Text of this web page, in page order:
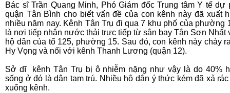
Bác sĩ Trần Quang Minh, Phó Giám đốc Trung tâm Y tế dự
quận Tân Bình cho biết vấn đề của con kênh này đã xuất
nhiều năm nay. Kênh Tân Trụ đi qua 7 khu phố của phường
là nơi tiếp nhận nước thải trực tiếp từ sân bay Tân Sơn Nhất
hộ dân của tổ 125, phường 15. Sau đó, con kênh này chảy
Hy Vọng và nối với kênh Thanh Lương (quận 12).
Sở dĩ
kênh Tân Trụ bị ô nhiễm nặng như vậy là do 40%
sống ở đó là dân tạm trú. Nhiều hộ dân ý thức kém đã xả
xuống kênh.